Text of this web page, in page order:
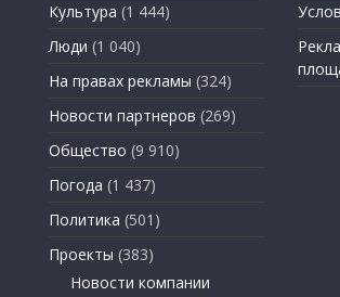
Культура (1 444)
Люди (1 040)
На правах рекламы (324)
Новости партнеров (269)
Общество (9 910)
Погода (1 437)
Политика (501)
Проекты (383)
Новости компании